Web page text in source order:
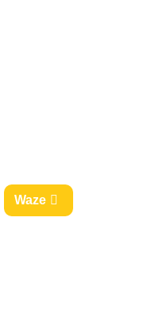
Waze